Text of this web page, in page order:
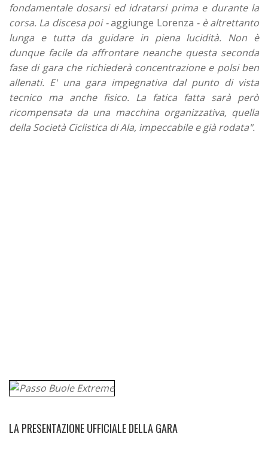
fondamentale dosarsi ed idratarsi prima e durante la
corsa. La discesa poi -aggiunge Lorenza - è altrettanto
lunga e tutta da guidare in piena lucidità. Non è
dunque facile da affrontare neanche questa seconda
fase di gara che richiederà concentrazione e polsi ben
allenati. E' una gara impegnativa dal punto di vista
tecnico ma anche fisico. La fatica fatta sarà però
ricompensata da una macchina organizzativa, quella
della Società Ciclistica di Ala, impeccabile e già rodata".
LA PRESENTAZIONE UFFICIALE DELLA GARA